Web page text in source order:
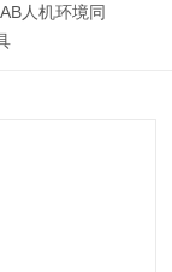
人机环境同